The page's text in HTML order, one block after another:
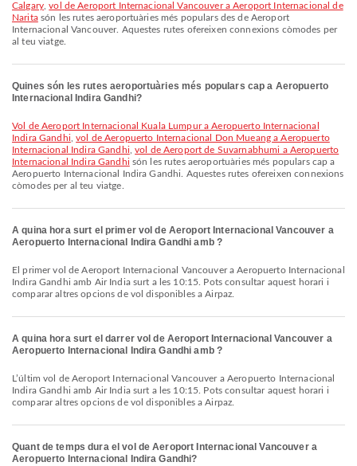
Calgary,vol de Aeroport Internacional Vancouver a Aeroport Internacional de
Naritasón les rutes aeroportuàries més populars des de Aeroport
Internacional Vancouver. Aquestes rutes ofereixen connexions còmodes per
al teu viatge.
Quines són les rutes aeroportuàries més populars cap a Aeropuerto
Internacional Indira Gandhi?
vol de Aeroport Internacional Kuala Lumpur a Aeropuerto Internacional
Indira Gandhi ,vol de Aeropuerto Internacional Don Mueang a Aeropuerto
Internacional Indira Gandhi ,vol de Aeroport de Suvarnabhumi a Aeropuerto
Internacional Indira Gandhi són les rutes aeroportuàries més populars cap a
Aeropuerto Internacional Indira Gandhi. Aquestes rutes ofereixen connexions
còmodes per al teu viatge.
A quina hora surt el primer vol de Aeroport Internacional Vancouver a
Aeropuerto Internacional Indira Gandhi amb ?
El primer vol de Aeroport Internacional Vancouver a Aeropuerto Internacional
Indira Gandhi amb Air India surt a les 10:15. Pots consultar aquest horari i
comparar altres opcions de vol disponibles a Airpaz.
A quina hora surt el darrer vol de Aeroport Internacional Vancouver a
Aeropuerto Internacional Indira Gandhi amb ?
L’últim vol de Aeroport Internacional Vancouver a Aeropuerto Internacional
Indira Gandhi amb Air India surt a les 10:15. Pots consultar aquest horari i
comparar altres opcions de vol disponibles a Airpaz.
Quant de temps dura el vol de Aeroport Internacional Vancouver a
Aeropuerto Internacional Indira Gandhi?